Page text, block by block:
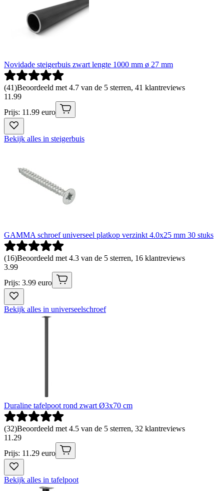
Novidade steigerbuis zwart lengte 1000 mm ø 27 mm
(41)Beoordeeld met 4.7 van de 5 sterren, 41 klantreviews
11 .99
Prijs: 11.99 euro
Bekijk alles in steigerbuis
GAMMA schroef universeel platkop verzinkt 4.0x25 mm 30 stuks
(16)Beoordeeld met 4.3 van de 5 sterren, 16 klantreviews
3.99
Prijs: 3.99 euro
Bekijk alles in universeelschroef
Duraline tafelpoot rond zwart Ø3x70 cm
(32)Beoordeeld met 4.5 van de 5 sterren, 32 klantreviews
11 .29
Prijs: 11.29 euro
Bekijk alles in tafelpoot